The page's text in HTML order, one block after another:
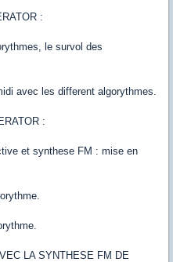
:
le survol des
avec les different algorythmes.
:
et synthese FM : mise en
LA SYNTHESE FM DE